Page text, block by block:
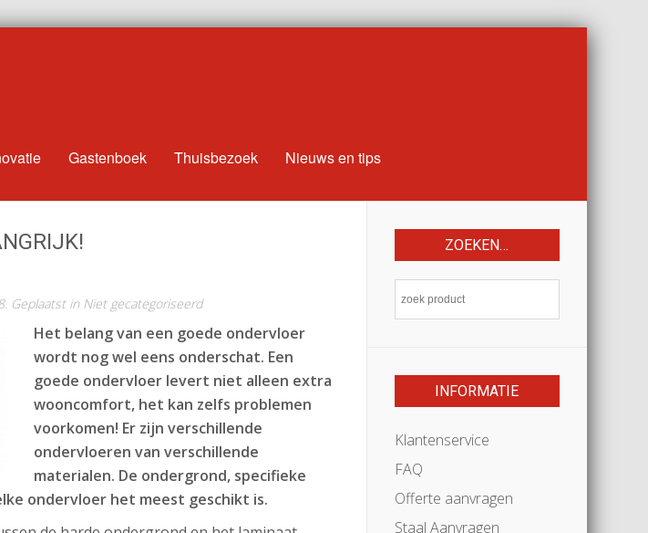
Gastenboek Thuisbezoek Nieuws en tips
. Geplaatst in Niet gecategoriseerd
Het belang van een goede ondervloer
wordt nog wel eens onderschat. Een
goede ondervloer levert niet alleen extra
wooncomfort, het kan zelfs problemen
voorkomen! Er zijn verschillende
ondervloeren van verschillende
materialen. De ondergrond, specifieke
ondervloer het meest geschikt is.
ZOEKEN…
INFORMATIE
Klantenservice
FAQ
Offerte aanvragen
Staal Aanvragen